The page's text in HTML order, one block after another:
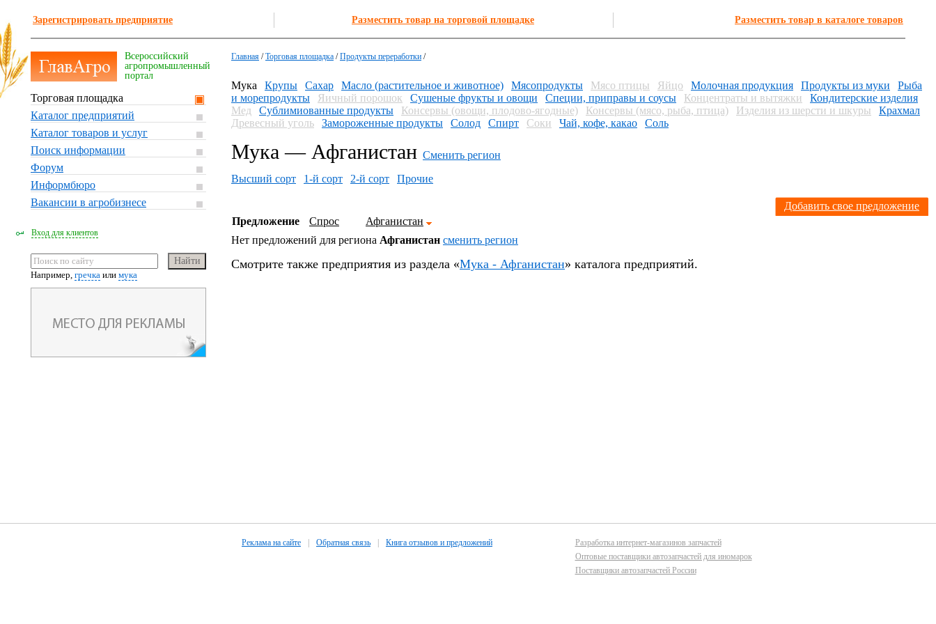
Зарегистрировать предприятие Разместить товар на торговой площадке Разместить товар в каталоге товаров
Всероссийский
агропромышленный
портал
Торговая площадка
Каталог предприятий
Каталог товаров и услуг
Поиск информации
Форум
Информбюро
Вакансии в агробизнесе
Вход для клиентов
Например, гречка или мука
Главная /Торговая площадка /Продукты переработки /
Мука Крупы Сахар Масло (растительное и животное) Мясопродукты Мясо птицы Яйцо Молочная продукция Продукты из муки
Рыба
и морепродукты
Яичный порошок Сушеные фрукты и овощи Специи, приправы и соусы Концентраты и вытяжки
Кондитерские изделия
Мед
Сублимиованные продукты Консервы (овощи, плодово-ягодные) Консервы (мясо, рыба, птица) Изделия из шерсти и шкуры
Крахмал
Древесный уголь
Замороженные продукты Солод Спирт Соки Чай, кофе, какао Соль
Мука — Афганистан Сменить регион
Высший сорт
1-й сорт 2-й сорт
Прочие
Добавить свое предложение
Предложение
Спрос
Афганистан
Нет предложений для региона Афганистан cменить регион
Смотрите также предприятия из раздела «Мука - Афганистан» каталога предприятий.
Реклама на сайте Обратная связь Книга отзывов и предложений
Разработка интернет-магазинов запчастей
Оптовые поставщики автозапчастей для иномарок
Поставщики автозапчастей России